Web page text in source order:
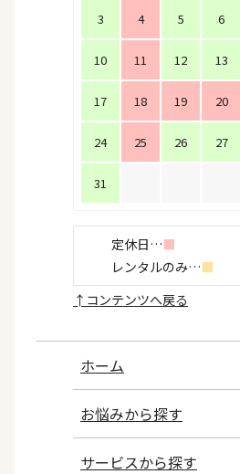
3 4 5 6
10 11 12 13
17 18 19 20
24 25 26 27
31
定休日…■
レンタルのみ…■
↑ コンテンツへ戻る
ホーム
お悩みから探す
サービスから探す